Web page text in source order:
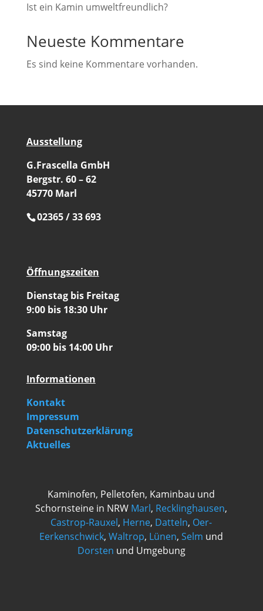
Ist ein Kamin umweltfreundlich?
Neueste Kommentare
Es sind keine Kommentare vorhanden.
Ausstellung
G.Frascella GmbH
Bergstr. 60 – 62
45770 Marl
02365 / 33 693
Öffnungszeiten
Dienstag bis Freitag
9:00 bis 18:30 Uhr
Samstag
09:00 bis 14:00 Uhr
Informationen
Kontakt
Impressum
Datenschutzerklärung
Aktuelles
Kaminofen, Pelletofen, Kaminbau und
Schornsteine in NRW Marl, Recklinghausen,
Castrop-Rauxel, Herne, Datteln, Oer-
Eerkenschwick,Waltrop, Lünen,Selm und
Dorsten und Umgebung